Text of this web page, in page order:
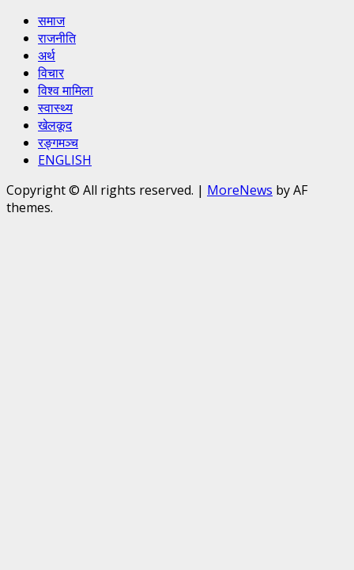
समाज
राजनीति
अर्थ
विचार
विश्व मामिला
स्वास्थ्य
खेलकूद
रङ्गमञ्च
ENGLISH
Copyright © All rights reserved. | MoreNews by AF
themes.